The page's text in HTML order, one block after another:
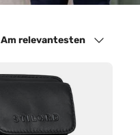
Am relevantesten